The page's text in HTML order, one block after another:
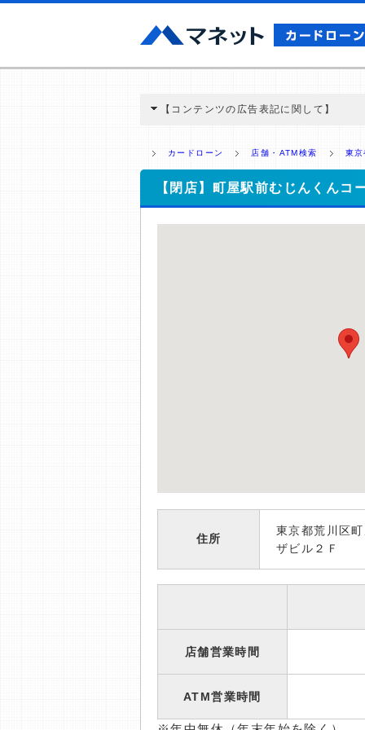
【コンテンツの広告表記に関して】
ミ収集などに基づき、公平性を担保した情
>提携企業一覧
カードローン 店舗・ATM検索 東
【閉店】町屋駅前むじんくんコ
住所
東京都荒川区
ザビル２Ｆ
店舗営業時間
ATM営業時間